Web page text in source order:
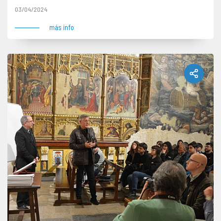
03/04/2024
más info